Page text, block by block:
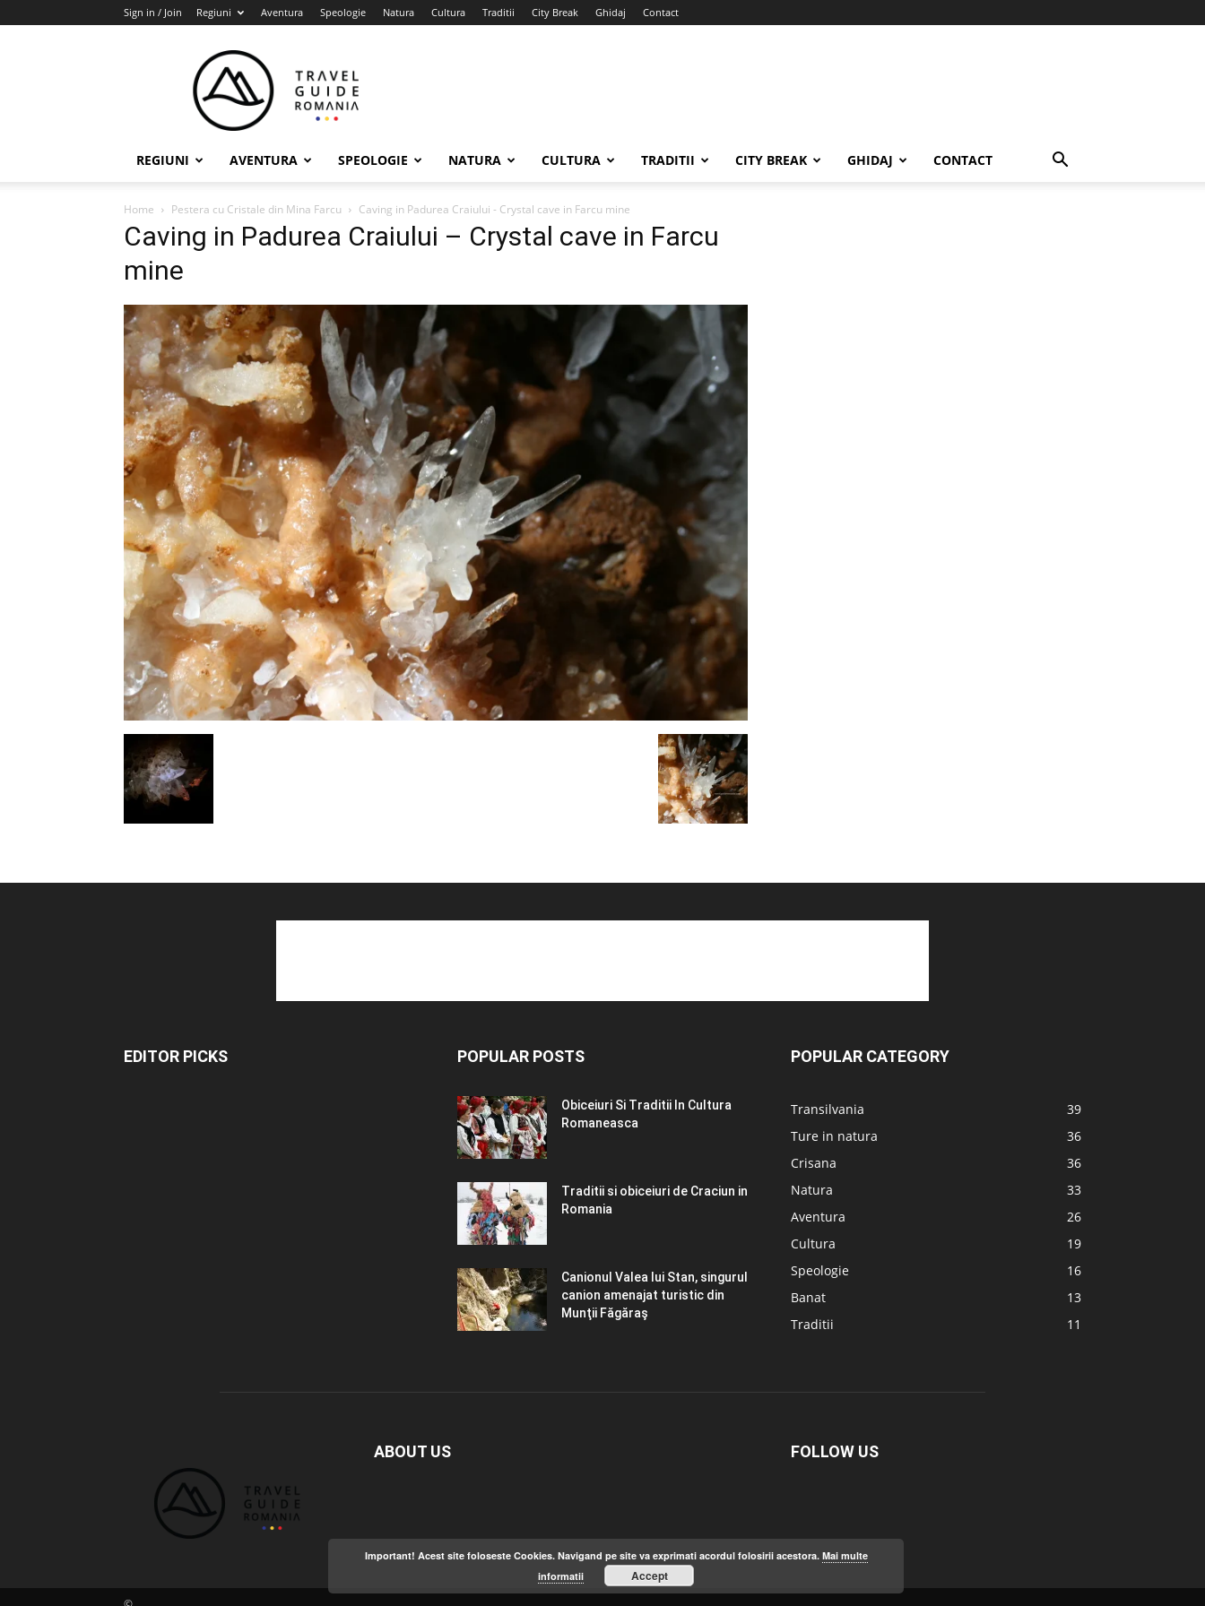
Sign in / Join Regiuni Aventura Speologie Natura Cultura Traditii City Break Ghidaj Contact
Guide
Romania
REGIUNI AVENTURA SPEOLOGIE NATURA CULTURA TRADITII CITY BREAK GHIDAJ CONTACT
Home Pestera cu Cristale din Mina Farcu Caving in Padurea Craiului - Crystal cave in Farcu mine
Caving in Padurea Craiului – Crystal cave in Farcu
mine
EDITOR PICKS POPULAR POSTS
Obiceiuri Si Traditii In Cultura
Romaneasca
Traditii si obiceiuri de Craciun in
Romania
Canionul Valea lui Stan, singurul
canion amenajat turistic din
Munţii Făgăraş
POPULAR CATEGORY
Transilvania
39
Ture in natura
36
Crisana
36
Natura
33
Aventura
26
Cultura
19
Speologie
16
Banat
13
Traditii
11
ABOUT US FOLLOW US
Important! Acest site foloseste Cookies. Navigand pe site va exprimati acordul folosirii acestora. Mai multe
informatii
Accept